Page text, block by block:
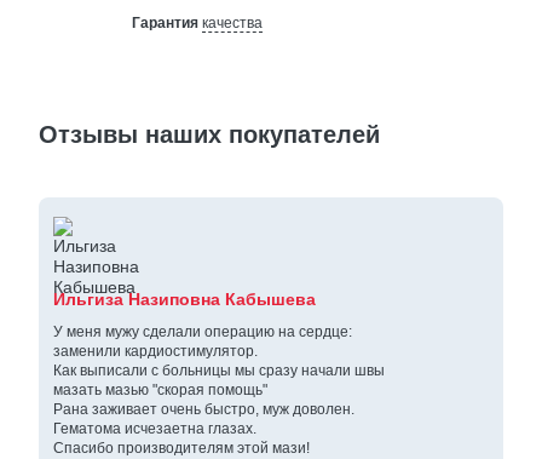
Гарантия качества
Отзывы наших покупателей
Ильгиза Назиповна Кабышева
У меня мужу сделали операцию на сердце:
заменили кардиостимулятор.
Как выписали с больницы мы сразу начали швы
мазать мазью "скорая помощь"
Рана заживает очень быстро, муж доволен.
Гематома исчезаетна глазах.
Спасибо производителям этой мази!